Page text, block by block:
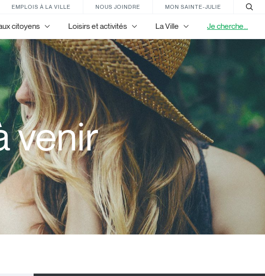
EMPLOIS À LA VILLE NOUS JOINDRE MON SAINTE-JULIE
citoyens Loisirs et activités La Ville Je cherche...
venir